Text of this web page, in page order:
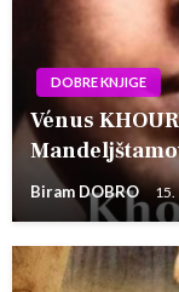
DOBRE KNJIGE
Vénus
Biram DOBRO 15.